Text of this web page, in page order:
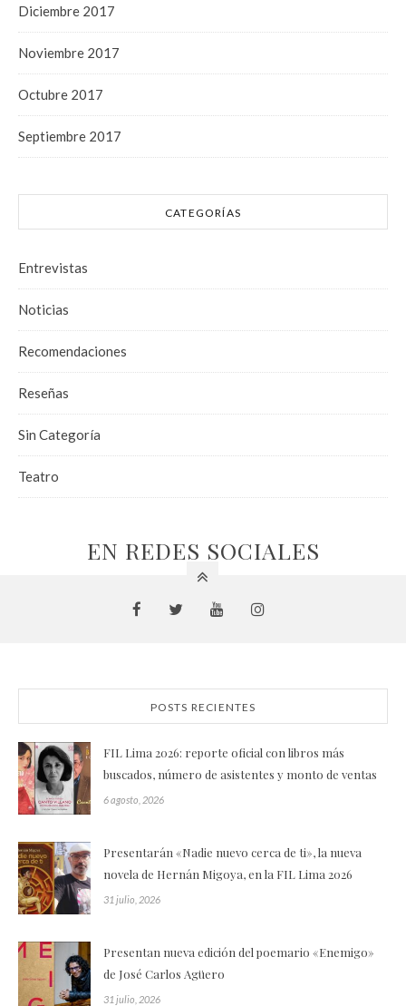
Diciembre 2017
Noviembre 2017
Octubre 2017
Septiembre 2017
CATEGORÍAS
Entrevistas
Noticias
Recomendaciones
Reseñas
Sin Categoría
Teatro
EN REDES SOCIALES
POSTS RECIENTES
FIL Lima 2026: reporte oficial con libros más
buscados, número de asistentes y monto de ventas
6 agosto, 2026
Presentarán «Nadie nuevo cerca de ti», la nueva
novela de Hernán Migoya, en la FIL Lima 2026
31 julio, 2026
Presentan nueva edición del poemario «Enemigo»
de José Carlos Agüero
31 julio, 2026